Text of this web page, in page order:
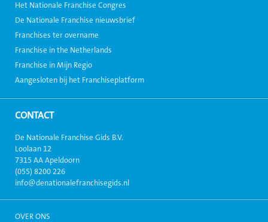
Het Nationale Franchise Congres
De Nationale Franchise nieuwsbrief
Franchises ter overname
Franchise in the Netherlands
Franchise in Mijn Regio
Aangesloten bij het Franchiseplatform
CONTACT
De Nationale Franchise Gids B.V.
Loolaan 12
7315 AA Apeldoorn
(055) 8200 226
info@denationalefranchisegids.nl
OVER ONS